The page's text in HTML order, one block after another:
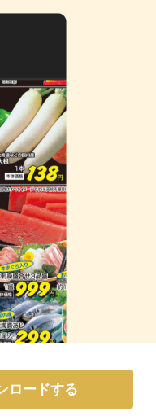
ロードする